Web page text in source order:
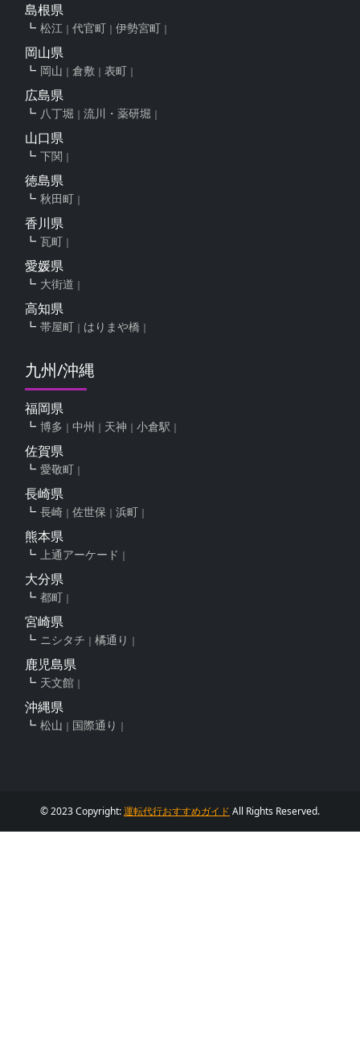
島根県
松江 代官町 伊勢宮町
岡山県
岡山 倉敷 表町
広島県
八丁堀 流川・薬研堀
山口県
下関
徳島県
秋田町
香川県
瓦町
愛媛県
大街道
高知県
帯屋町 はりまや橋
九州/沖縄
福岡県
博多 中州 天神 小倉駅
佐賀県
愛敬町
長崎県
長崎 佐世保 浜町
熊本県
上通アーケード
大分県
都町
宮崎県
ニシタチ 橘通り
鹿児島県
天文館
沖縄県
松山 国際通り
© 2023 Copyright:運転代行おすすめガイド All Rights Reserved.